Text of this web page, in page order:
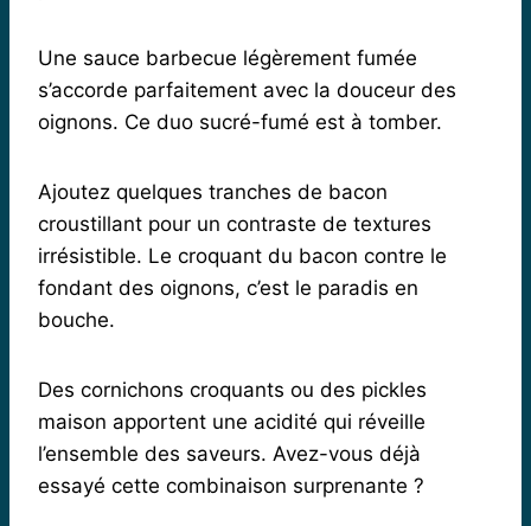
Une sauce barbecue légèrement fumée
s’accorde parfaitement avec la douceur des
oignons. Ce duo sucré-fumé est à tomber.
Ajoutez quelques tranches de bacon
croustillant pour un contraste de textures
irrésistible. Le croquant du bacon contre le
fondant des oignons, c’est le paradis en
bouche.
Des cornichons croquants ou des pickles
maison apportent une acidité qui réveille
l’ensemble des saveurs. Avez-vous déjà
essayé cette combinaison surprenante ?